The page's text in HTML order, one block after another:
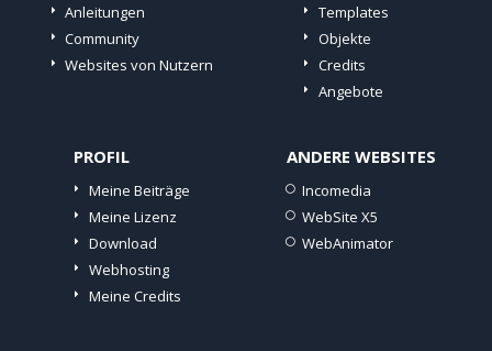
Anleitungen
Community
Websites von Nutzern
Templates
Objekte
Credits
Angebote
PROFIL
Meine Beiträge
Meine Lizenz
Download
Webhosting
Meine Credits
ANDERE WEBSITES
Incomedia
WebSite X5
WebAnimator